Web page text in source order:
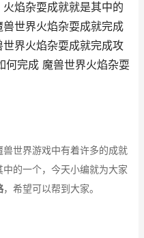
焰杂耍成就就是其中的
世界火焰杂耍成就完成
界火焰杂耍成就完成攻
完成 魔兽世界火焰杂耍
兽世界游戏中有着许多的成就
的一个，今天小编就为大家
，希望可以帮到大家。